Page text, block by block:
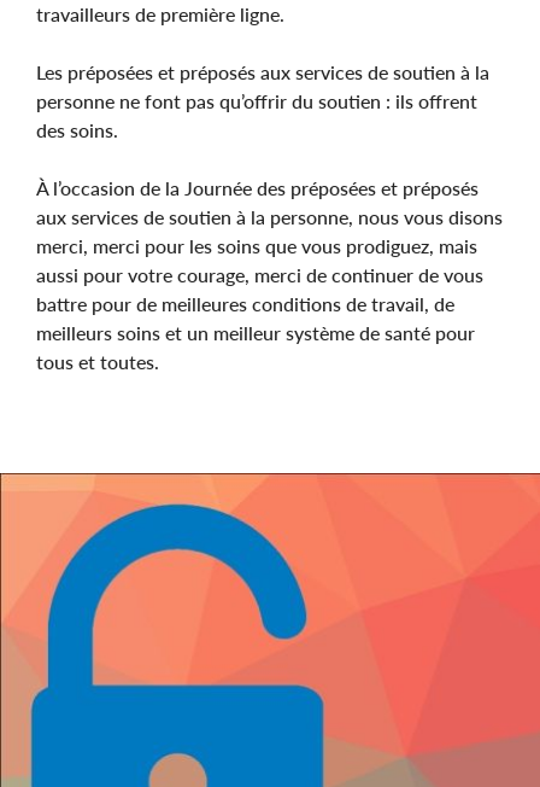
travailleurs de première ligne.
Les préposées et préposés aux services de soutien à la
personne ne font pas qu’offrir du soutien : ils offrent
des soins.
À l’occasion de la Journée des préposées et préposés
aux services de soutien à la personne, nous vous disons
merci, merci pour les soins que vous prodiguez, mais
aussi pour votre courage, merci de continuer de vous
battre pour de meilleures conditions de travail, de
meilleurs soins et un meilleur système de santé pour
tous et toutes.